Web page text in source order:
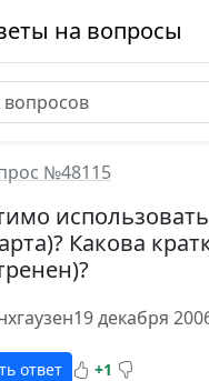
на вопросы
№48115
Какова
19 декабря
ответ +1